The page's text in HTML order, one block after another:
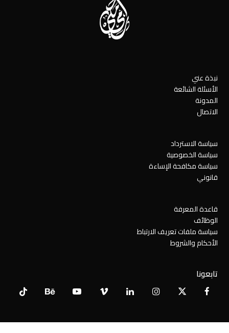
نبذة عني
الأسئلة الشائعة
المدونة
الاتصال
سياسة الاسترداد
سياسة الخصوصية
سياسة مكافحة الإساءة
قانوني
قاعدة المعرفة
الوظائف
سياسة ملفات تعريف الارتباط
الأحكام والشروط
تابعونا
Facebook
X
Instagram
LinkedIn
Vimeo
YouTube
Behance
Tiktok